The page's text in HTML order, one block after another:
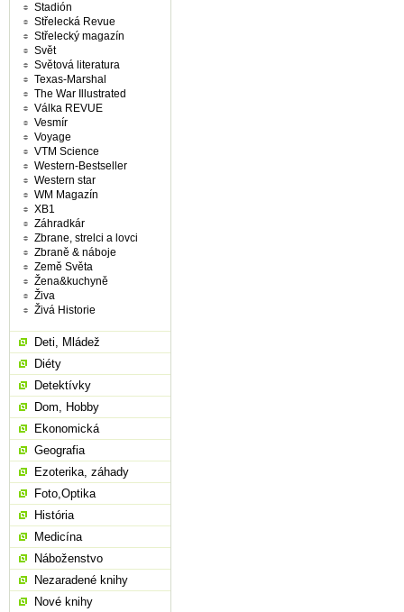
Stadión
Střelecká Revue
Střelecký magazín
Svět
Světová literatura
Texas-Marshal
The War Illustrated
Válka REVUE
Vesmír
Voyage
VTM Science
Western-Bestseller
Western star
WM Magazín
XB1
Záhradkár
Zbrane, strelci a lovci
Zbraně & náboje
Země Světa
Žena&kuchyně
Živa
Živá Historie
Deti, Mládež
Diéty
Detektívky
Dom, Hobby
Ekonomická
Geografia
Ezoterika, záhady
Foto,Optika
História
Medicína
Náboženstvo
Nezaradené knihy
Nové knihy